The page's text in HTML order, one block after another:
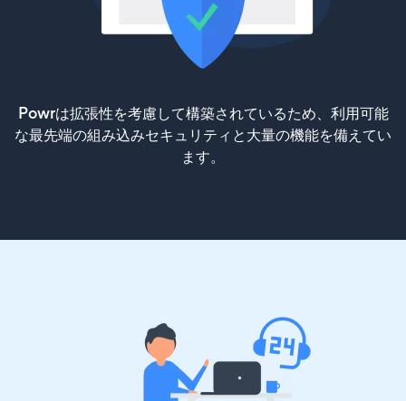
Powrは拡張性を考慮して構築されているため、利用可能
な最先端の組み込みセキュリティと大量の機能を備えてい
ます。